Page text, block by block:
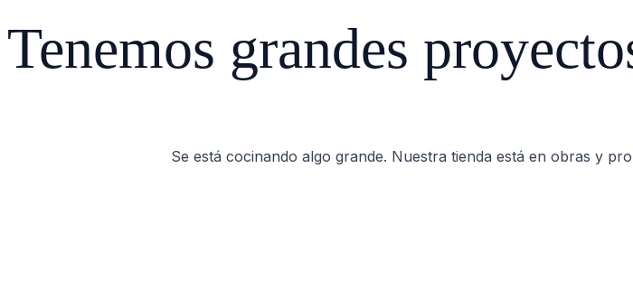
Tenemos grandes
Se está cocinando algo grande. Nuestra tienda está en obras y